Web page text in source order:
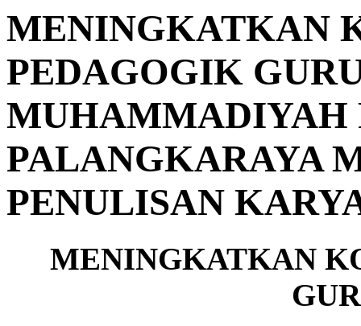
MENINGKATKAN
PEDAGOGIK
MUHAMMADIYAH
PALANGKARAYA
PENULISAN
MENINGKATKAN